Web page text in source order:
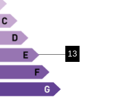
13